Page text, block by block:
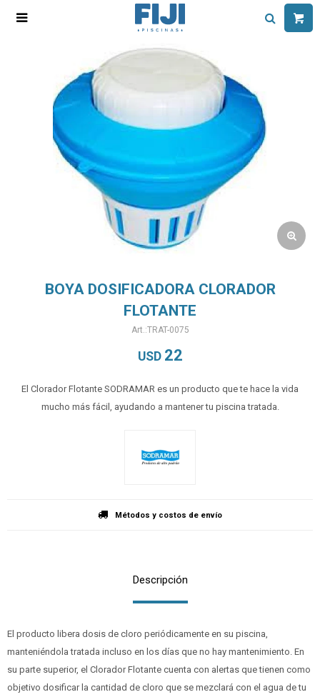

BOYA DOSIFICADORA CLORADOR
FLOTANTE
TRAT-0075
USD 22
El Clorador Flotante SODRAMAR es un producto que te hace la vida
mucho más fácil, ayudando a mantener tu piscina tratada.
Métodos y costos de envío
Descripción
El producto libera dosis de cloro periódicamente en su piscina,
manteniéndola tratada incluso en los días que no hay mantenimiento. En
su parte superior, el Clorador Flotante cuenta con alertas que tienen como
objetivo dosificar la cantidad de cloro que se mezclará con el agua de tu